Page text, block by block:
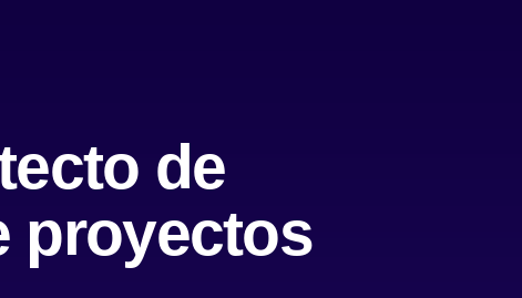
de
proyectos